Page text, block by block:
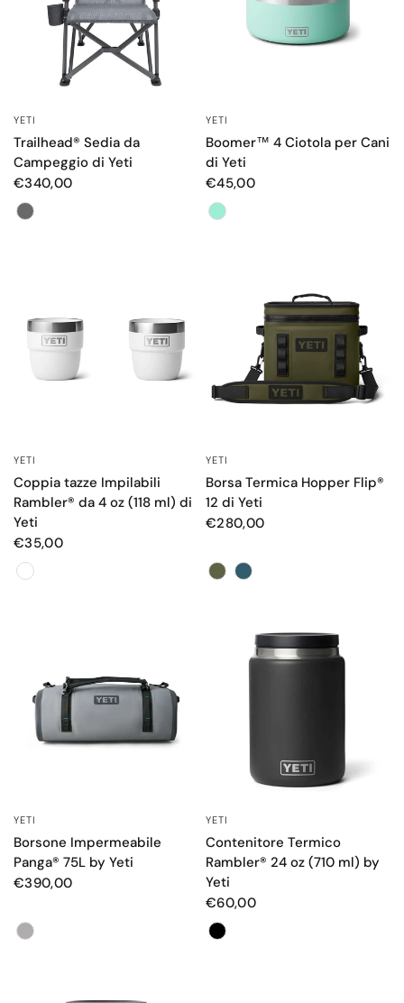
YETI
Trailhead® Sedia da
Campeggio di Yeti
€340,00
Color
YETI
Boomer™ 4 Ciotola per Cani
di Yeti
€45,00
Color
YETI
Coppia tazze Impilabili
Rambler® da 4 oz (118 ml) di
Yeti
€35,00
Color
YETI
Borsa Termica Hopper Flip®
12 di Yeti
€280,00
Color
YETI
Borsone Impermeabile
Panga® 75L by Yeti
€390,00
Color
YETI
Contenitore Termico
Rambler® 24 oz (710 ml) by
Yeti
€60,00
Color